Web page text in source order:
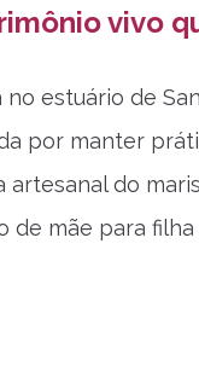
vivo
no estuário de
por manter
artesanal do
de mãe para